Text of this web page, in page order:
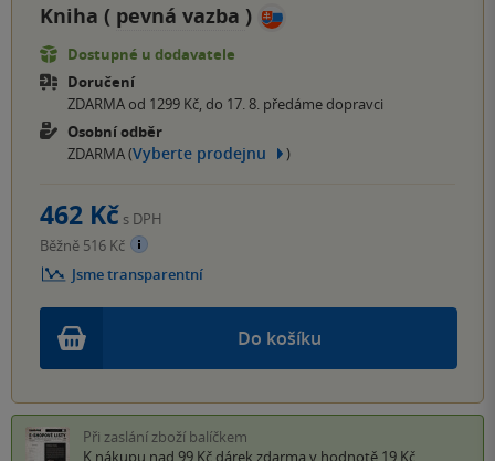
Kniha ( pevná vazba )
Dostupné u dodavatele
Doručení
ZDARMA od 1299 Kč, do 17. 8. předáme dopravci
Osobní odběr
ZDARMA (Vyberte prodejnu )
Do košíku
462 Kč s DPH
Běžně 516 Kč
Jsme transparentní
Při zaslání zboží balíčkem